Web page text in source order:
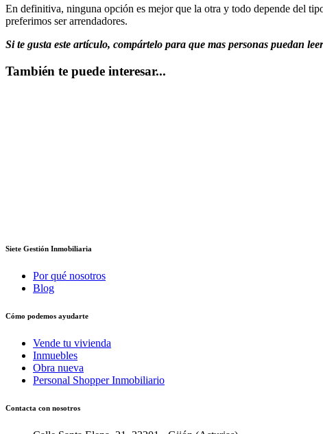
En definitiva, ninguna opción es mejor que la otra y todo depende del
preferimos ser arrendadores.
Si te gusta este artículo, compártelo para que mas personas puedan
También te puede interesar...
Siete Gestión Inmobiliaria
Por qué nosotros
Blog
Cómo podemos ayudarte
Vende tu vivienda
Inmuebles
Obra nueva
Personal Shopper Inmobiliario
Contacta con nosotros